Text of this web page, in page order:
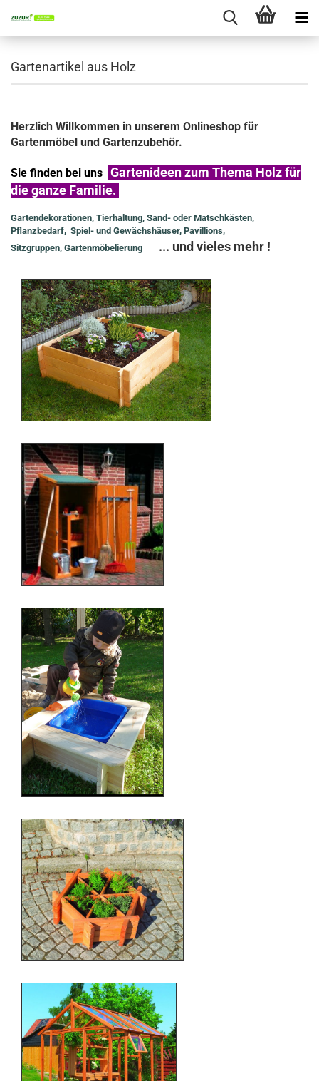
Gartenartikel aus Holz
Herzlich Willkommen in unserem Onlineshop für
Gartenmöbel und Gartenzubehör.
Sie finden bei uns Gartenideen zum Thema Holz für
die ganze Familie.
Gartendekorationen, Tierhaltung, Sand- oder Matschkästen,
Pflanzbedarf, Spiel- und Gewächshäuser, Pavillions,
Sitzgruppen, Gartenmöbelierung
... und vieles mehr !